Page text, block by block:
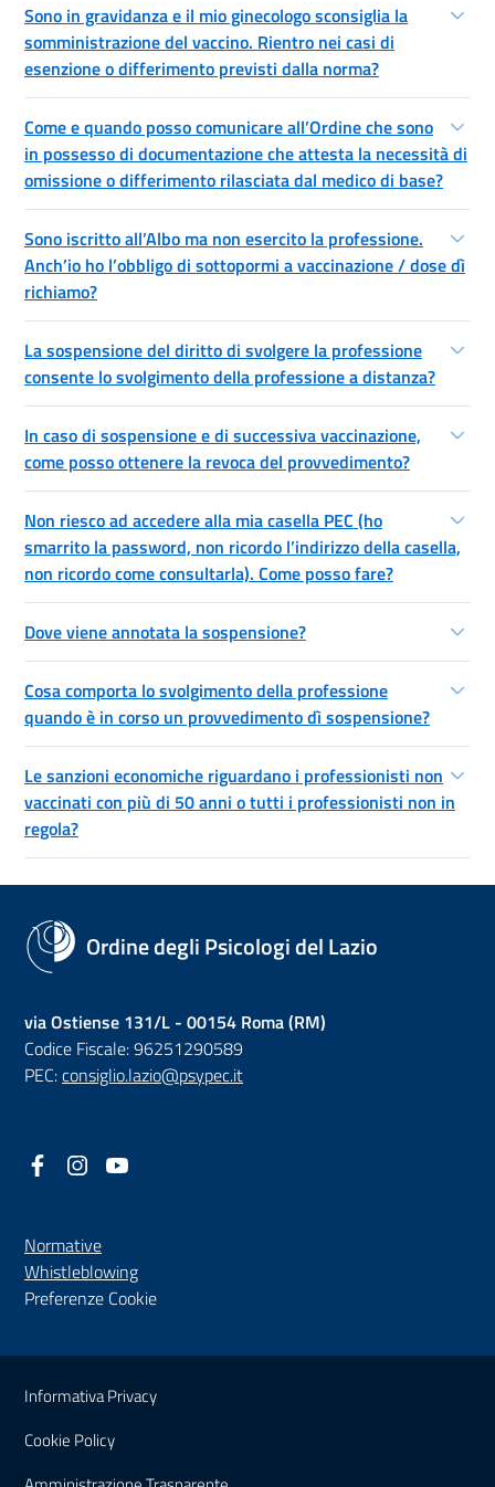
Sono in gravidanza e il mio ginecologo sconsiglia la
somministrazione del vaccino. Rientro nei casi di
esenzione o differimento previsti dalla norma?
Come e quando posso comunicare all’Ordine che sono
in possesso di documentazione che attesta la necessità di
omissione o differimento rilasciata dal medico di base?
Sono iscritto all’Albo ma non esercito la professione.
Anch’io ho l’obbligo di sottopormi a vaccinazione / dose dì
richiamo?
La sospensione del diritto di svolgere la professione
consente lo svolgimento della professione a distanza?
In caso di sospensione e di successiva vaccinazione,
come posso ottenere la revoca del provvedimento?
Non riesco ad accedere alla mia casella PEC (ho
smarrito la password, non ricordo l’indirizzo della casella,
non ricordo come consultarla). Come posso fare?
Dove viene annotata la sospensione?
Cosa comporta lo svolgimento della professione
quando è in corso un provvedimento dì sospensione?
Le sanzioni economiche riguardano i professionisti non
vaccinati con più di 50 anni o tutti i professionisti non in
regola?
Ordine degli Psicologi del Lazio
via Ostiense 131/L - 00154 Roma (RM)
Codice Fiscale: 96251290589
PEC:consiglio.lazio@psypec.it
Facebook
(nuova scheda - new tab)
Instagram
(nuova scheda - new tab)
Normative
Whistleblowing(nuova scheda - new tab)
Preferenze Cookie
Sezione Link Utili
Informativa Privacy
Cookie Policy